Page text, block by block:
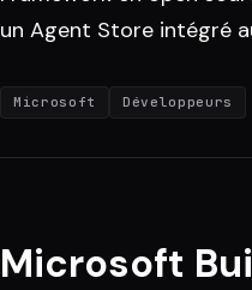
un Agent Store intégré
Microsoft Développeurs
Microsoft